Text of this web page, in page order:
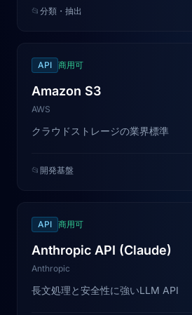
📂 分類・抽出
API 商用可
Amazon S3
AWS
クラウドストレージの業界標準
📂 開発基盤
API 商用可
Anthropic API (Claude)
Anthropic
長文処理と安全性に強いLLM API